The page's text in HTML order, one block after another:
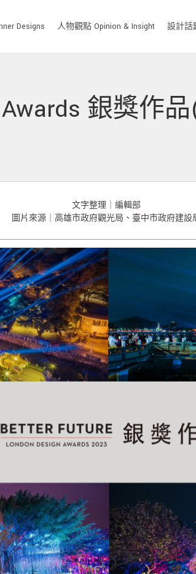
Designs 人物觀點 Opinion & Insight 設計話
銀獎作品
文字整理｜編輯部
圖片來源｜高雄市政府觀光局、臺中市政府建設